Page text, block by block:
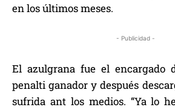
en los últimos meses.
- Publicidad -
El azulgrana fue el encargado
penalti ganador y después
sufrida ant los medios. “Ya lo